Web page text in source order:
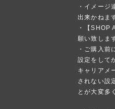
・イメージ
出来かねま
・【SHOP
願い致しま
・ご購入前
設定をして
キャリアメ
されない設
とが大変多